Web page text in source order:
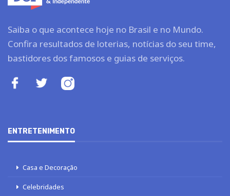
Saiba o que acontece hoje no Brasil e no Mundo.
Confira resultados de loterias, notícias do seu time,
bastidores dos famosos e guias de serviços.
ENTRETENIMENTO
Casa e Decoração
Celebridades